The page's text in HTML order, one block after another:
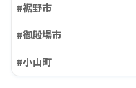
#裾野市
#御殿場市
#小山町